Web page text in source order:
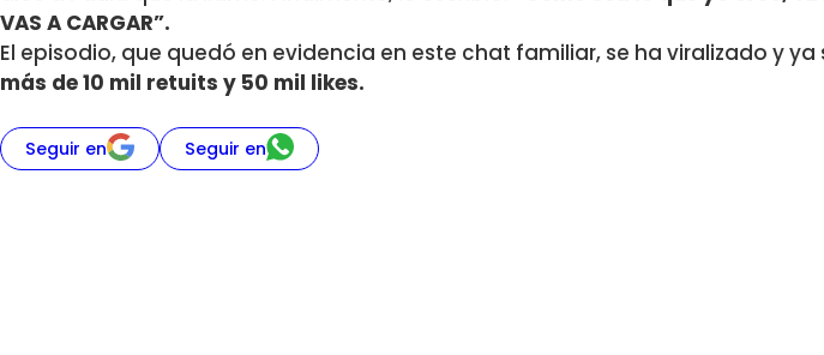
VAS A CARGAR”.
El episodio, que quedó en evidencia en este chat familiar, se ha viralizado y ya
más de 10 mil retuits y 50 mil likes.
Seguir en Seguir en